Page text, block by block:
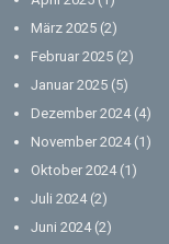
März 2025 (2)
Februar 2025 (2)
Januar 2025 (5)
Dezember 2024(4)
November 2024(1)
Oktober 2024(1)
Juli 2024(2)
Juni 2024(2)